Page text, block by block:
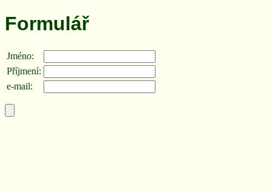
Formulář
Jméno:
Příjmení:
e-mail: